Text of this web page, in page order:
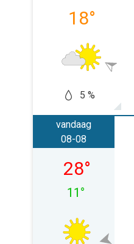
18°
5 %
vandaag
zaterdag 08-08
08-08
28°
11 °